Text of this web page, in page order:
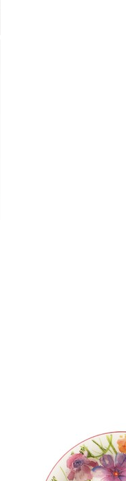
4003686386525
( в плане формы).